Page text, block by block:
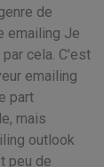
de
emailing Je
cela. C'est
emailing
part
mais
outlook
peu de